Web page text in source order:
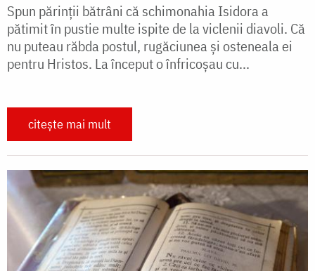
Spun părinţii bătrâni că schimonahia Isidora a
pătimit în pustie multe ispite de la viclenii diavoli. Că
nu puteau răbda postul, rugăciunea şi osteneala ei
pentru Hristos. La început o înfricoşau cu...
citește mai mult